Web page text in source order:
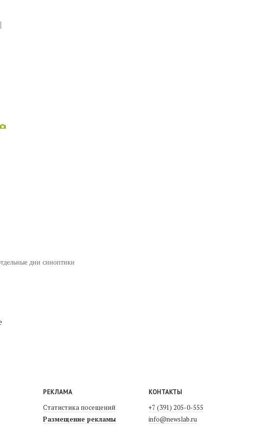
дни синоптики
РЕКЛАМА
Статистика посещений
Размещение рекламы
КОНТАКТЫ
+7 (391) 205-0-555
info@newslab.ru